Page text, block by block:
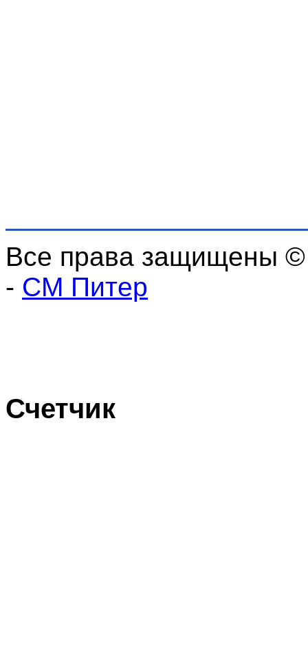
Все права защищены
- СМ Питер
Счетчик